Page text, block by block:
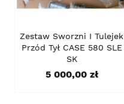
Zestaw Sworzni I Tulejek
Przód Tył CASE 580 SLE
SK
Cena
5 000,00 zł